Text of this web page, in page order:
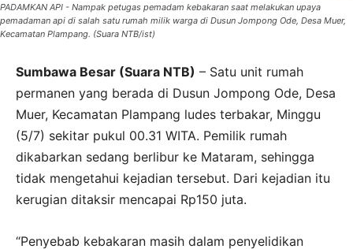
PADAMKAN API - Nampak petugas pemadam kebakaran saat melakukan upaya
pemadaman api di salah satu rumah milik warga di Dusun Jompong Ode, Desa Muer,
Kecamatan Plampang. (Suara NTB/ist)
Sumbawa Besar (Suara NTB) – Satu unit rumah
permanen yang berada di Dusun Jompong Ode, Desa
Muer, Kecamatan Plampang ludes terbakar, Minggu
(5/7) sekitar pukul 00.31 WITA. Pemilik rumah
dikabarkan sedang berlibur ke Mataram, sehingga
tidak mengetahui kejadian tersebut. Dari kejadian itu
kerugian ditaksir mencapai Rp150 juta.
“Penyebab kebakaran masih dalam penyelidikan